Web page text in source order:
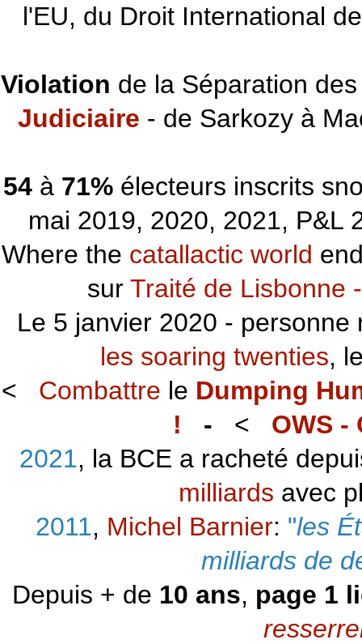
l'EU, du Droit International
Violation de la Séparation
Judiciaire - de Sarkozy à
54à 71%électeurs inscrits
mai 2019, 2020, 2021, P&L
Where the catallactic world
sur Traité de Lisbonne
Le 5 janvier 2020 -
les soaring twenties,
< Combattre le Dumping
! - < OWS -
2021, la BCE a racheté
milliards avec
2011, Michel Barnier: "les
milliards de
Depuis + de 10 ans, page 1